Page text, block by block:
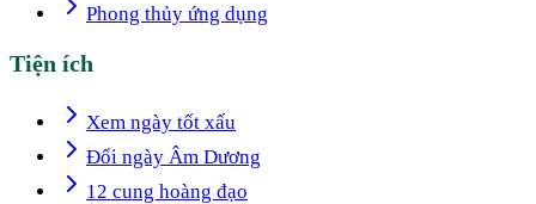
Phong thủy ứng dụng
Tiện ích
Xem ngày tốt xấu
Đổi ngày Âm Dương
12 cung hoàng đạo